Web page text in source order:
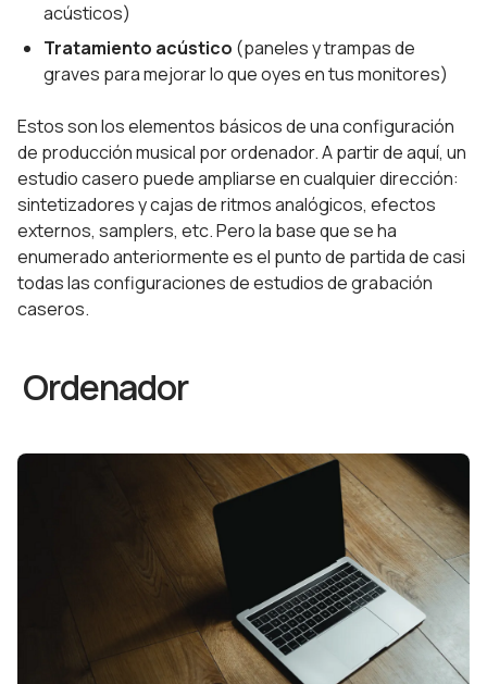
acústicos)
Tratamiento acústico (paneles y trampas de
graves para mejorar lo que oyes en tus monitores)
Estos son los elementos básicos de una configuración
de producción musical por ordenador. A partir de aquí, un
estudio casero puede ampliarse en cualquier dirección:
sintetizadores y cajas de ritmos analógicos, efectos
externos, samplers, etc. Pero la base que se ha
enumerado anteriormente es el punto de partida de casi
todas las configuraciones de estudios de grabación
caseros.
Ordenador